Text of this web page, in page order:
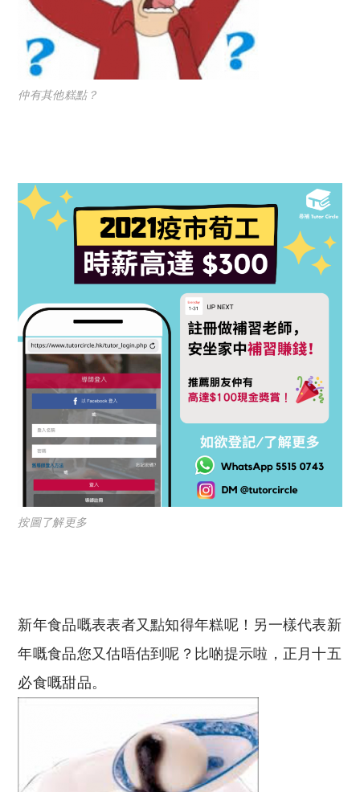
仲有其他糕點？
按圖了解更多
新年食品嘅表表者又點知得年糕呢！另一樣代表新
年嘅食品您又估唔估到呢？比啲提示啦，正月十五
必食嘅甜品。